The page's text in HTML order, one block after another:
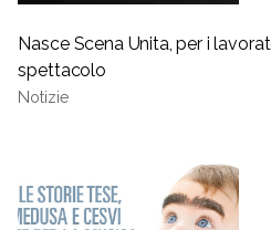
Nasce Scena Unita, per i
spettacolo
Notizie